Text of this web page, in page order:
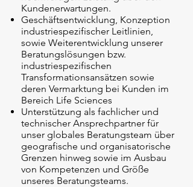
Kundenerwartungen.
Geschäftsentwicklung, Konzeption
industriespezifischer Leitlinien,
sowie Weiterentwicklung unserer
Beratungslösungen bzw.
industriespezifischen
Transformationsansätzen sowie
deren Vermarktung bei Kunden im
Bereich Life Sciences
Unterstützung als fachlicher und
technischer Ansprechpartner für
unser globales Beratungsteam über
geografische und organisatorische
Grenzen hinweg sowie im Ausbau
von Kompetenzen und Größe
unseres Beratungsteams.